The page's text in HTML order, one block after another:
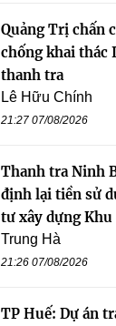
Quảng Trị chấn
chống khai thác
thanh tra
Lê Hữu Chính
21:27 07/08/2026
Thanh tra Ninh
định lại tiền sử
tư xây dựng
Trung Hà
21:26 07/08/2026
TP Huế: Dự án